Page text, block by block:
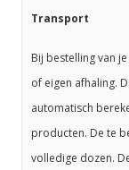
Transport
Bij bestelling van
of eigen afhaling.
automatisch
producten. De te
volledige dozen.